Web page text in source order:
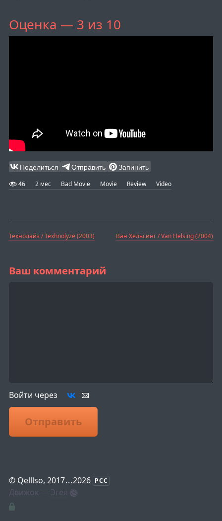
Оценка — 3 из 10
Поделиться Отправить Запинить
46 2 мес Bad Movie Movie Review Video
Технолайз / Texhnolyze (2003) Ван Хельсинг / Van Helsing (2004)
Ваш комментарий
Войти через
Отправить
© Qelllso, 2017...2026 РСС
Движок — Эгея